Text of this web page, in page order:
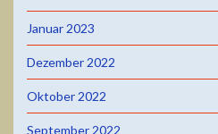
Januar 2023
Dezember 2022
Oktober 2022
September 2022